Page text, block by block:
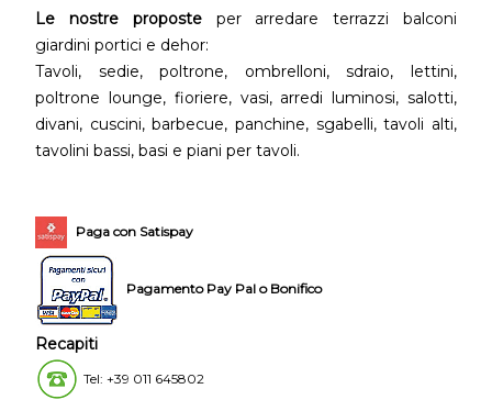
Le nostre proposteper arredare terrazzi balconi
giardini portici e dehor:
Tavoli, sedie, poltrone, ombrelloni, sdraio, lettini,
poltrone lounge, fioriere, vasi, arredi luminosi, salotti,
divani, cuscini, barbecue, panchine, sgabelli, tavoli alti,
tavolini bassi, basi e piani per tavoli.
Paga con Satispay
Pagamento Pay Pal o Bonifico
Recapiti
Tel: +39 011 645802